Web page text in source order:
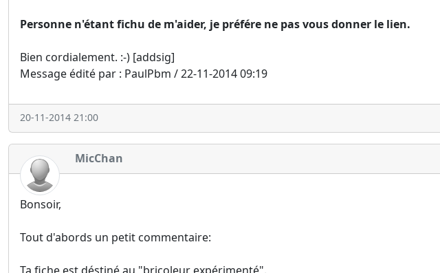
Personne n'étant fichu de m'aider, je préfére ne pas vous donner le lien.
Bien cordialement. :-) [addsig]
Message édité par : PaulPbm / 22-11-2014 09:19
20-11-2014 21:00
MicChan
Bonsoir,
Tout d'abords un petit commentaire: